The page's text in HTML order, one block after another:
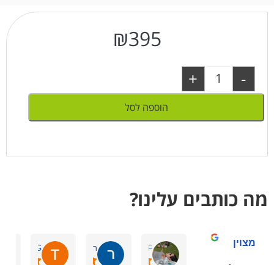
₪395
-
+
הוספה לסל
מה כותבים עלינו?
מצוין
ornit F. רוני ש. Tchelet G.